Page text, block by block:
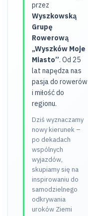
przez
Wyszkowską
Grupę
Rowerową
„Wyszków Moje
Miasto”. Od 25
lat napędza nas
pasja do rowerów
i miłość do
regionu.
Dziś wyznaczamy
nowy kierunek –
po dekadach
wspólnych
wyjazdów,
skupiamy się na
inspirowaniu do
samodzielnego
odkrywania
uroków Ziemi